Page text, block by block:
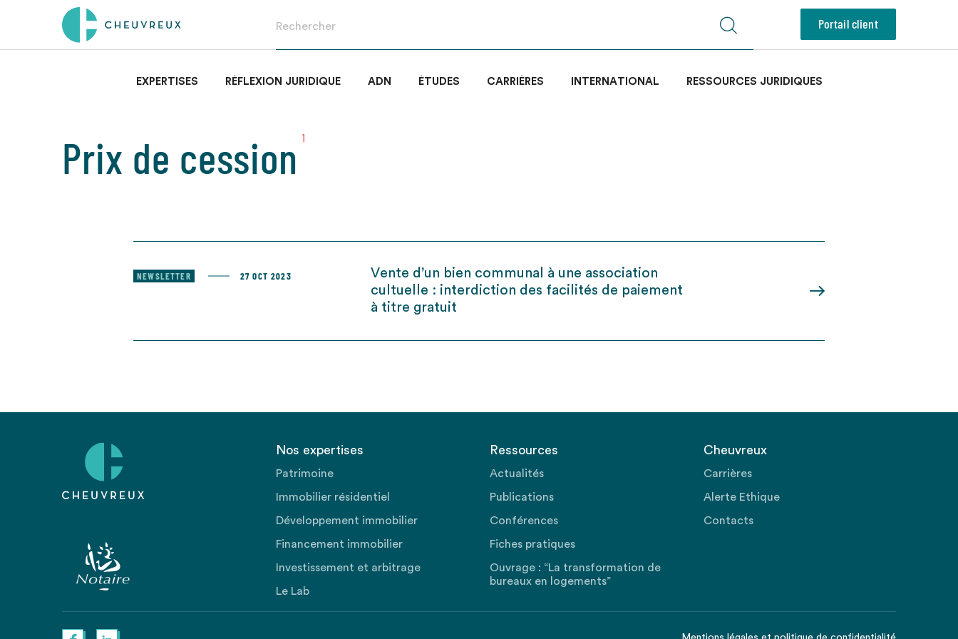
Portail client
EXPERTISES RÉFLEXION JURIDIQUE ADN ÉTUDES CARRIÈRES INTERNATIONAL RESSOURCES JURIDIQUES
Prix de cession 1
NEWSLETTER 27 OCT 2023
Vente d’un bien communal à une association
cultuelle : interdiction des facilités de paiement
à titre gratuit
Nos expertises
Patrimoine
Immobilier résidentiel
Développement immobilier
Financement immobilier
Investissement et arbitrage
Le Lab
Ressources
Actualités
Publications
Conférences
Fiches pratiques
Ouvrage : “La transformation de
bureaux en logements”
Cheuvreux
Carrières
Alerte Ethique
Contacts